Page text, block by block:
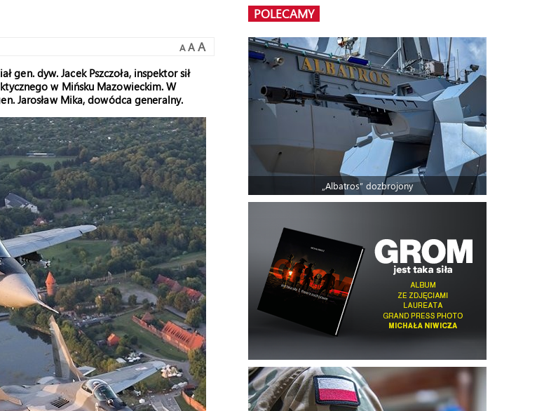
A A A
dyw. Jacek Pszczoła, inspektor sił
w Mińsku Mazowieckim. W
Jarosław Mika, dowódca generalny.
POLECAMY
„Albatros” dozbrojony